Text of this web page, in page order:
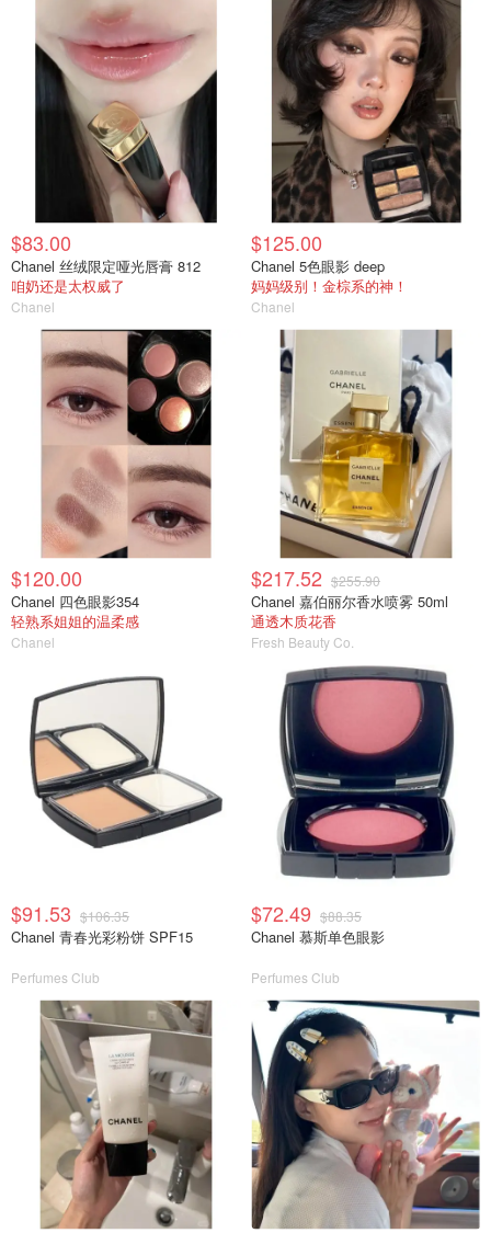
$83.00
Chanel 丝绒限定哑光唇膏 812
咱奶还是太权威了
Chanel
$125.00
Chanel 5色眼影 deep
妈妈级别！金棕系的神！
Chanel
$120.00
Chanel 四色眼影354
轻熟系姐姐的温柔感
Chanel
$217.52 $255.90
Chanel 嘉伯丽尔香水喷雾 50ml
通透木质花香
Fresh Beauty Co.
$91.53 $106.35
Chanel 青春光彩粉饼 SPF15
Perfumes Club
$72.49 $88.35
Chanel 慕斯单色眼影
Perfumes Club